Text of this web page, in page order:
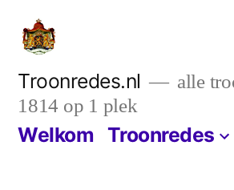
naar
inhoud
Troonredes.nl
alle
1814 op 1 plek
Welkom Troonredes